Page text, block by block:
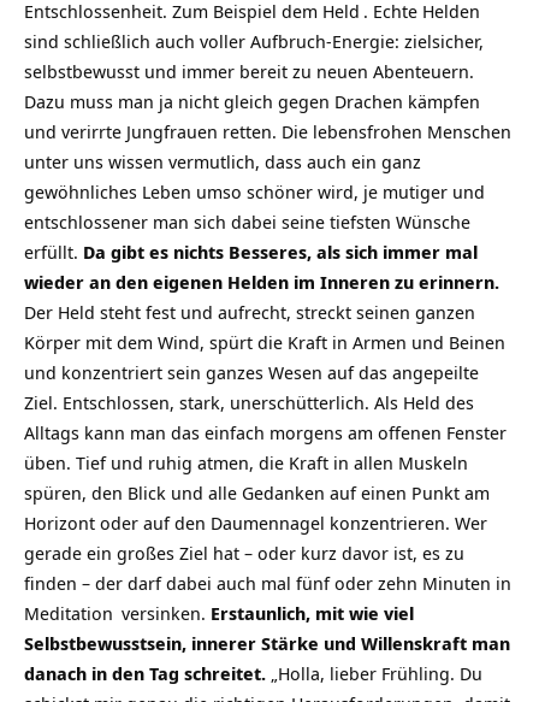
Entschlossenheit. Zum Beispiel dem Held . Echte Helden
sind schließlich auch voller Aufbruch-Energie: zielsicher,
selbstbewusst und immer bereit zu neuen Abenteuern.
Dazu muss man ja nicht gleich gegen Drachen kämpfen
und verirrte Jungfrauen retten. Die lebensfrohen Menschen
unter uns wissen vermutlich, dass auch ein ganz
gewöhnliches Leben umso schöner wird, je mutiger und
entschlossener man sich dabei seine tiefsten Wünsche
erfüllt. Da gibt es nichts Besseres, als sich immer mal
wieder an den eigenen Helden im Inneren zu erinnern.
Der Held steht fest und aufrecht, streckt seinen ganzen
Körper mit dem Wind, spürt die Kraft in Armen und Beinen
und konzentriert sein ganzes Wesen auf das angepeilte
Ziel. Entschlossen, stark, unerschütterlich. Als Held des
Alltags kann man das einfach morgens am offenen Fenster
üben. Tief und ruhig atmen, die Kraft in allen Muskeln
spüren, den Blick und alle Gedanken auf einen Punkt am
Horizont oder auf den Daumennagel konzentrieren. Wer
gerade ein großes Ziel hat – oder kurz davor ist, es zu
finden – der darf dabei auch mal fünf oder zehn Minuten in
Meditation versinken. Erstaunlich, mit wie viel
Selbstbewusstsein, innerer Stärke und Willenskraft man
danach in den Tag schreitet. „Holla, lieber Frühling. Du